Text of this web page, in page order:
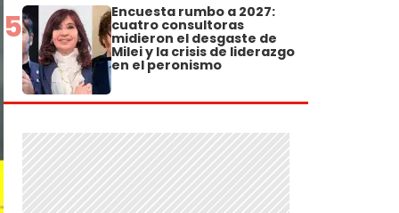
5 Encuesta rumbo a 2027:
cuatro consultoras
midieron el desgaste de
Milei y la crisis de liderazgo
en el peronismo